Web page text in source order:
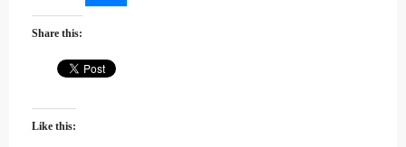
Share this:
Like this: